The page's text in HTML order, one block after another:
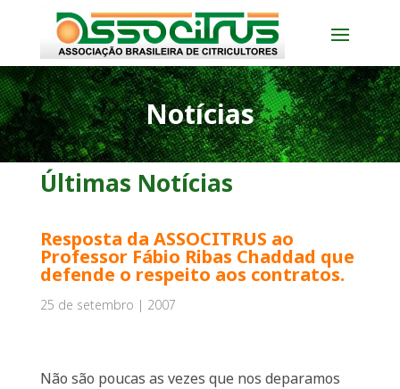
Notícias
Últimas Notícias
Resposta da ASSOCITRUS ao
Professor Fábio Ribas Chaddad que
defende o respeito aos contratos.
25 de setembro | 2007
Não são poucas as vezes que nos deparamos